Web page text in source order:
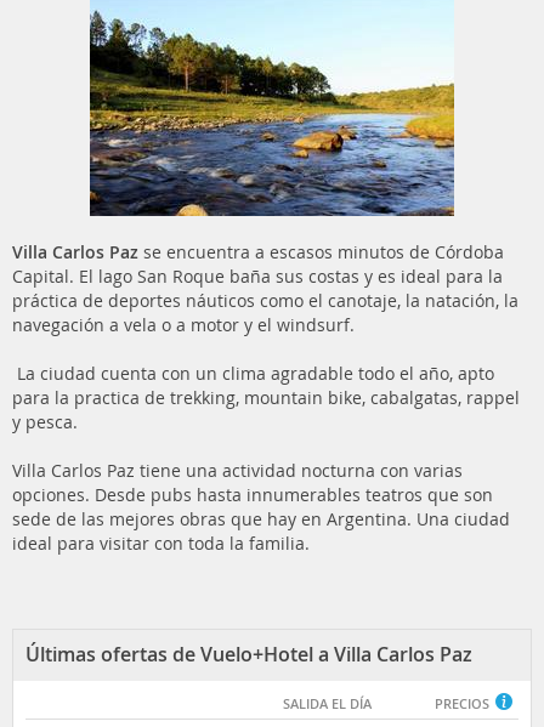
Villa Carlos Paz se encuentra a escasos minutos de Córdoba
Capital. El lago San Roque baña sus costas y es ideal para la
práctica de deportes náuticos como el canotaje, la natación, la
navegación a vela o a motor y el windsurf.
La ciudad cuenta con un clima agradable todo el año, apto
para la practica de trekking, mountain bike, cabalgatas, rappel
y pesca.
Villa Carlos Paz tiene una actividad nocturna con varias
opciones. Desde pubs hasta innumerables teatros que son
sede de las mejores obras que hay en Argentina. Una ciudad
ideal para visitar con toda la familia.
Últimas ofertas de Vuelo+Hotel a Villa Carlos Paz
SALIDA EL DÍA PRECIOS